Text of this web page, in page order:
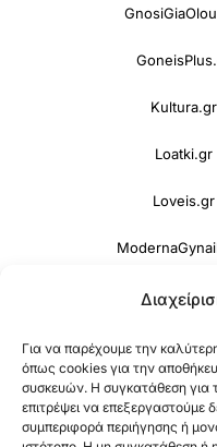
Για να παρέχουμε την
όπως cookies για την
συσκευών. Η συγκατάθεση για
επιτρέψει να
συμπεριφορά περιήγησης ή
Kultura.gr
Loatki.gr
Loveis.gr